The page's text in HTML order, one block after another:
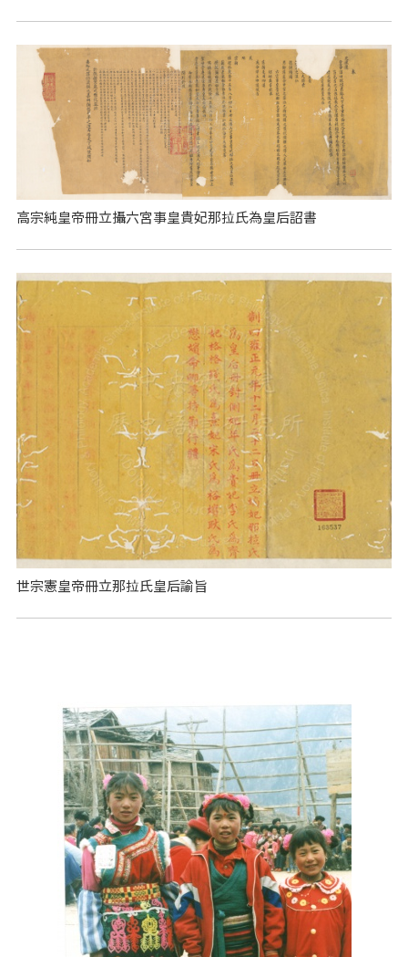
高宗純皇帝冊立攝六宮事皇貴妃那拉氏為皇后詔書
世宗憲皇帝冊立那拉氏皇后諭旨